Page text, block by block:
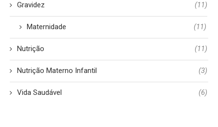
Gravidez (11)
Maternidade (11)
Nutrição (11)
Nutrição Materno Infantil (3)
Vida Saudável (6)